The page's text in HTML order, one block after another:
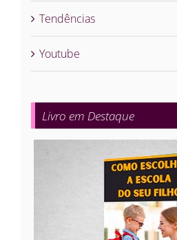
Tendências
Youtube
Livro em Destaque